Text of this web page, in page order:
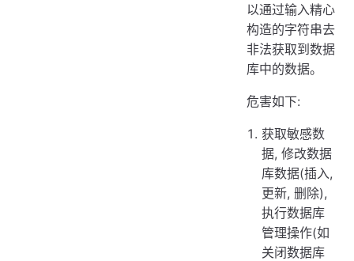
以通过输入精心
构造的字符串去
非法获取到数据
库中的数据。
危害如下:
获取敏感数
据, 修改数据
库数据(插入,
更新, 删除),
执行数据库
管理操作(如
关闭数据库